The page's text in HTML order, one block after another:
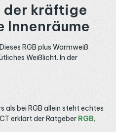
der kräftige
Innenräume
RGB plus Warmweiß
Weißlicht. In der
als bei RGB allein steht echtes
erklärt der Ratgeber RGB,